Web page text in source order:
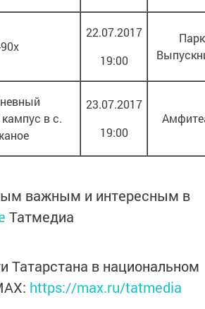
22.07.2017
19:00
Парк
в с.
23.07.2017
19:00
важным и интересным в
Татмедиа
Татарстана в национальном
https://max.ru/tatmedia